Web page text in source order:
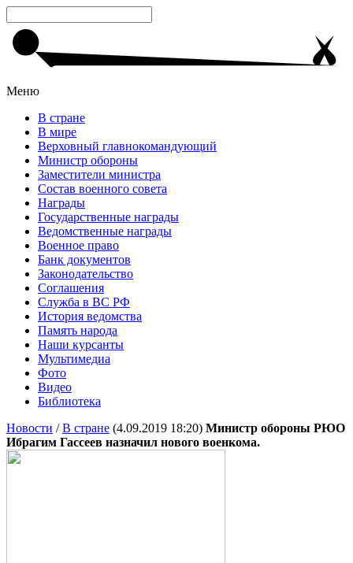
Меню
В стране
В мире
Верховный главнокомандующий
Министр обороны
Заместители министра
Состав военного совета
Награды
Государственные награды
Ведомственные награды
Военное право
Банк документов
Законодательство
Соглашения
Служба в ВС РФ
История ведомства
Память народа
Наши курсанты
Мультимедиа
Фото
Видео
Библиотека
Новости /В стране (4.09.2019 18:20) Министр обороны РЮО
Ибрагим Гассеев назначил нового военкома.